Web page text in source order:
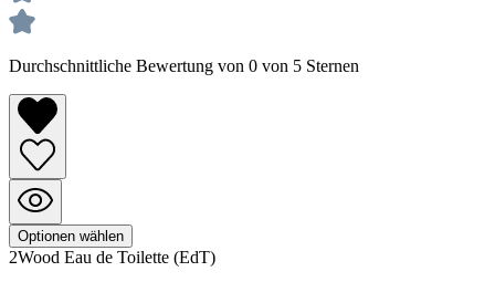
Durchschnittliche Bewertung von 0 von 5 Sternen
Optionen wählen
2Wood Eau de Toilette (EdT)